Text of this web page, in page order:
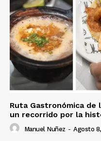
Ruta Gastronómica de
un recorrido por la
Manuel Nuñez - Agosto